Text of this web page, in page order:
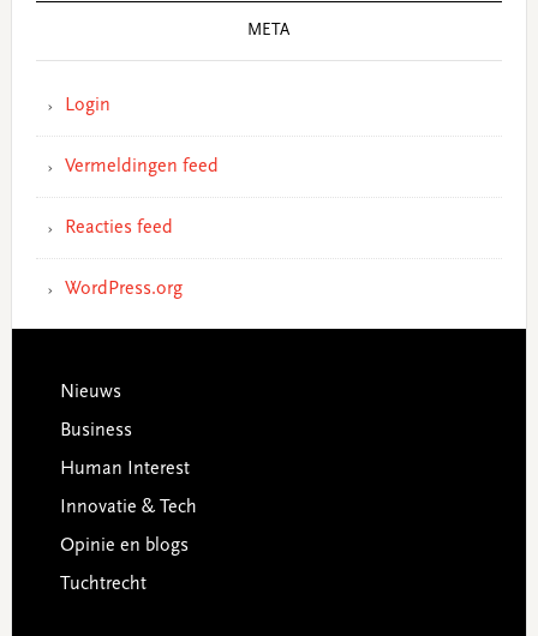
META
Login
Vermeldingen feed
Reacties feed
WordPress.org
Footer
Nieuws
Business
Human Interest
Innovatie & Tech
Opinie en blogs
Tuchtrecht